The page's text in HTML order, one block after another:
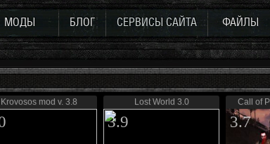
МОДЫ БЛОГ СЕРВИСЫ САЙТА ФАЙЛЫ
Krovosos mod v. 3.8 Lost World 3.0
3.9
Call of
3.7